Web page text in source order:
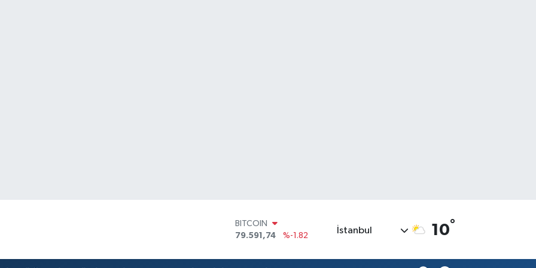
DOLAR
45,43620
%0.02
İstanbul 10°